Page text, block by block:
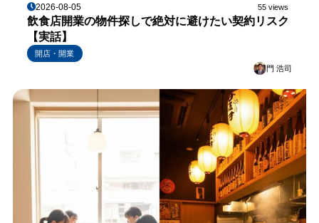
2026-08-05 55 views
飲食店開業の物件探しで絶対に避けたい契約リスク
【実話】
開店・開業
門 浩司